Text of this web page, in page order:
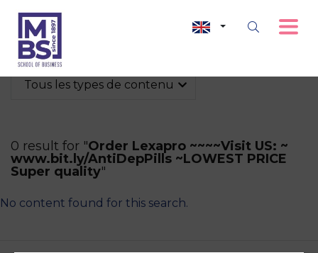
Tous les types de contenu
0 result for "Order Lexapro ~~~~Visit US: ~
www.bit.ly/AntiDepPills ~LOWEST PRICE
Super quality"
No content found for this search.